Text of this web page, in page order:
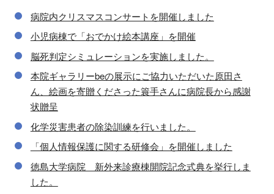
病院内クリスマスコンサートを開催しました
小児病棟で「おでかけ絵本講座」を開催
脳死判定シミュレーションを実施しました。
本院ギャラリーbeの展示にご協力いただいた原田さ
ん、絵画を寄贈くださった簑手さんに病院長から感謝
状贈呈
化学災害患者の除染訓練を行いました。
「個人情報保護に関する研修会」を開催しました
徳島大学病院 新外来診療棟開院記念式典を挙行しま
した。